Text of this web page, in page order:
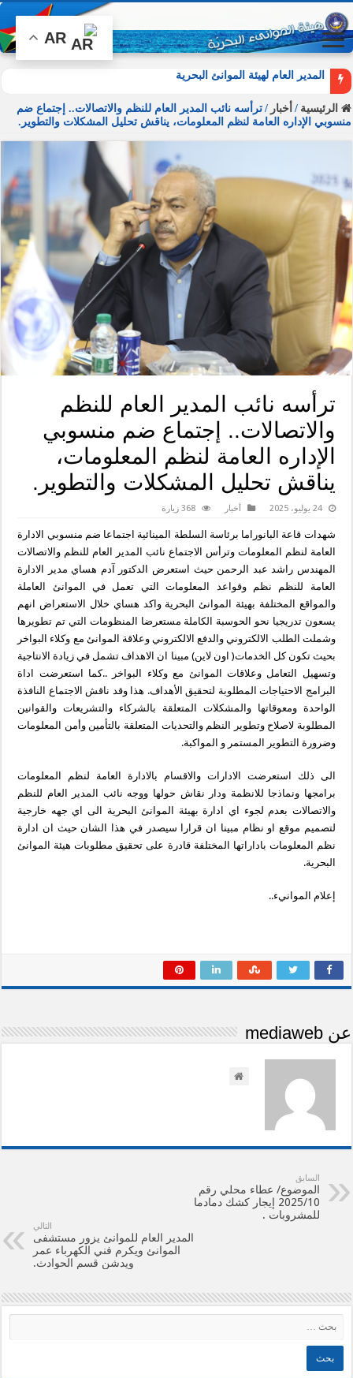
المدير العام لهيئة الموانئ البحرية يشارك في أ
الرئيسية / أخبار / ترأسه نائب المدير العام للنظم والاتصالات.. إجتماع ضم
منسوبي الإداره العامة لنظم المعلومات، يناقش تحليل المشكلات والتطوير.
ترأسه نائب المدير العام للنظم
والاتصالات.. إجتماع ضم منسوبي
الإداره العامة لنظم المعلومات،
يناقش تحليل المشكلات والتطوير.
24 يوليو، 2025 أخبار 368 زيارة
شهدات قاعة البانوراما برئاسة السلطة المينائية اجتماعا ضم منسوبي الادارة
العامة لنظم المعلومات وترأس الاجتماع نائب المدير العام للنظم والاتصالات
المهندس راشد عبد الرحمن حيث استعرض الدكتور آدم هساي مدير الادارة
العامة للنظم نظم وقواعد المعلومات التي تعمل في الموانئ العاملة
والمواقع المختلفة بهيئة الموانئ البحرية واكد هساي خلال الاستعراض انهم
يسعون تدريجيا نحو الحوسبة الكاملة مستعرضا المنظومات التي تم تطويرها
وشملت الطلب الالكتروني والدفع الالكتروني وعلاقة الموانئ مع وكلاء البواخر
بحيث تكون كل الخدمات( اون لاين) مبينا ان الاهداف تشمل في زيادة الانتاجية
وتسهيل التعامل وعلاقات الموانئ مع وكلاء البواخر ..كما استعرضت اداة
البرامج الاحتياجات المطلوبة لتحقيق الأهداف. هذا وقد ناقش الاجتماع النافذة
الواحدة ومعوقاتها والمشكلات المتعلقة بالشركاء والتشريعات والقوانين
المطلوبة لاصلاح وتطوير النظم والتحديات المتعلقة بالتأمين وأمن المعلومات
وضرورة التطوير المستمر و المواكبة.
الى ذلك استعرضت الادارات والاقسام بالادارة العامة لنظم المعلومات
برامجها ونماذجا للانظمة ودار نقاش حولها ووجه نائب المدير العام للنظم
والاتصالات بعدم لجوء اي ادارة بهيئة الموانئ البحرية الى اي جهه خارجية
لتصميم موقع او نظام مبينا ان قرارا سيصدر في هذا الشان حيث ان ادارة
نظم المعلومات باداراتها المختلفة قادرة على تحقيق مطلوبات هيئة الموانئ
البحرية.
إعلام الموانيء..
عن mediaweb
السابق
الموضوع/ عطاء محلي رقم
2025/10 إيجار كشك دمادما
للمشروبات .
التالي
المدير العام للموانئ يزور مستشفى
الموانئ ويكرم فني الكهرباء عمر
ويدشن قسم الحوادث.
AR